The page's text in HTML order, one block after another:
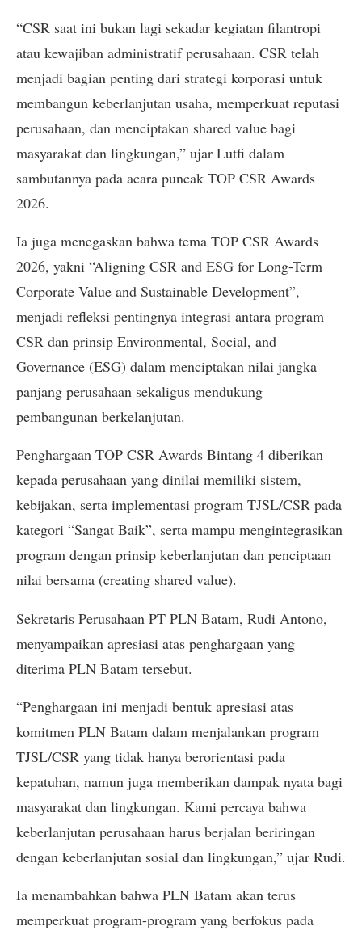
“CSR saat ini bukan lagi sekadar kegiatan filantropi
atau kewajiban administratif perusahaan. CSR telah
menjadi bagian penting dari strategi korporasi untuk
membangun keberlanjutan usaha, memperkuat reputasi
perusahaan, dan menciptakan shared value bagi
masyarakat dan lingkungan,” ujar Lutfi dalam
sambutannya pada acara puncak TOP CSR Awards
2026.
Ia juga menegaskan bahwa tema TOP CSR Awards
2026, yakni “Aligning CSR and ESG for Long-Term
Corporate Value and Sustainable Development”,
menjadi refleksi pentingnya integrasi antara program
CSR dan prinsip Environmental, Social, and
Governance (ESG) dalam menciptakan nilai jangka
panjang perusahaan sekaligus mendukung
pembangunan berkelanjutan.
Penghargaan TOP CSR Awards Bintang 4 diberikan
kepada perusahaan yang dinilai memiliki sistem,
kebijakan, serta implementasi program TJSL/CSR pada
kategori “Sangat Baik”, serta mampu mengintegrasikan
program dengan prinsip keberlanjutan dan penciptaan
nilai bersama (creating shared value).
Sekretaris Perusahaan PT PLN Batam, Rudi Antono,
menyampaikan apresiasi atas penghargaan yang
diterima PLN Batam tersebut.
“Penghargaan ini menjadi bentuk apresiasi atas
komitmen PLN Batam dalam menjalankan program
TJSL/CSR yang tidak hanya berorientasi pada
kepatuhan, namun juga memberikan dampak nyata bagi
masyarakat dan lingkungan. Kami percaya bahwa
keberlanjutan perusahaan harus berjalan beriringan
dengan keberlanjutan sosial dan lingkungan,” ujar Rudi.
Ia menambahkan bahwa PLN Batam akan terus
memperkuat program-program yang berfokus pada